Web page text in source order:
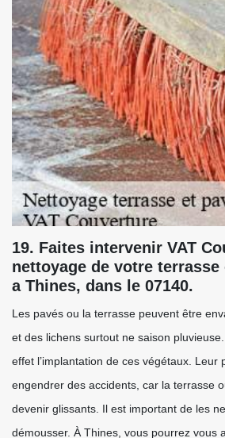
19. Faites intervenir VAT
nettoyage de votre terrasse
a Thines, dans le 07140.
Les pavés ou la terrasse peuvent être
et des lichens surtout ne saison
effet l’implantation de ces végétaux. Leur
engendrer des accidents, car la terrasse
devenir glissants. Il est important de les
démousser. À Thines, vous pourrez vous